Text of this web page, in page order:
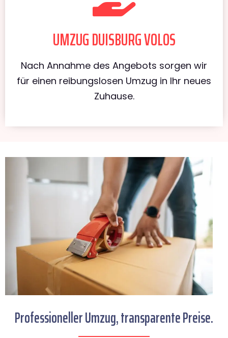
UMZUG DUISBURG VOLOS
Nach Annahme des Angebots sorgen wir
für einen reibungslosen Umzug in Ihr neues
Zuhause.
Professioneller Umzug, transparente Preise.